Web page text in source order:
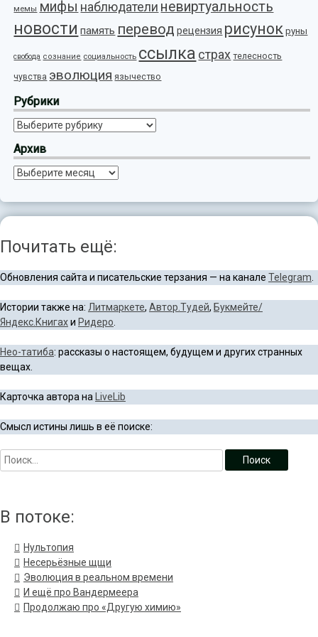
мемы мифы наблюдатели невиртуальность
новости память перевод рецензия рисунок руны
свобода сознание социальность ссылка страх телесность
чувства эволюция язычество
Рубрики
Рубрики
Архив
Архив
Почитать ещё:
Обновления сайта и писательские терзания — на канале Telegram
Истории также на: Литмаркете, Автор.Тудей, Букмейте/
Яндекс.Книгахи Ридеро
Нео-татиба: рассказы о настоящем, будущем и других странных
вещах.
Карточка автора на LiveLib
Смысл истины лишь в её поиске:
В потоке:
Нультопия
Несерьёзные щщи
Эволюция в реальном времени
И ещё про Вандермеера
Продолжаю про «Другую химию»